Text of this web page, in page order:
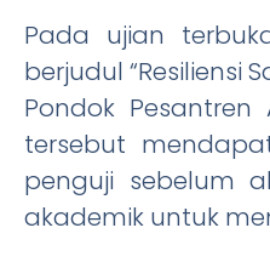
Pada ujian
berjudul “Resiliensi
Pondok Pesantren
tersebut
penguji sebelum
akademik untuk